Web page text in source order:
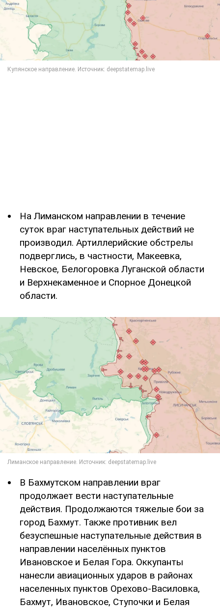
На Лиманском направлении в течение
суток враг наступательных действий не
производил. Артиллерийские обстрелы
подверглись, в частности, Макеевка,
Невское, Белогоровка Луганской области
и Верхнекаменное и Спорное Донецкой
области.
В Бахмутском направлении враг
продолжает вести наступательные
действия. Продолжаются тяжелые бои за
город Бахмут. Также противник вел
безуспешные наступательные действия в
направлении населённых пунктов
Ивановское и Белая Гора. Оккупанты
нанесли авиационных ударов в районах
населенных пунктов Орехово-Василовка,
Бахмут, Ивановское, Ступочки и Белая